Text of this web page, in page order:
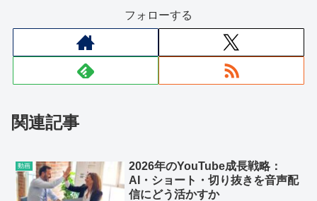
フォローする
関連記事
動画
2026年のYouTube成長戦略：
AI・ショート・切り抜きを音声配
信にどう活かすか